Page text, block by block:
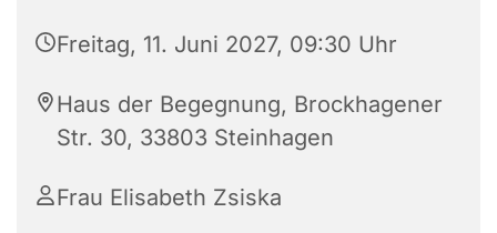
Freitag, 11. Juni 2027, 09:30 Uhr
Haus der Begegnung, Brockhagener
Str. 30, 33803 Steinhagen
Frau Elisabeth Zsiska